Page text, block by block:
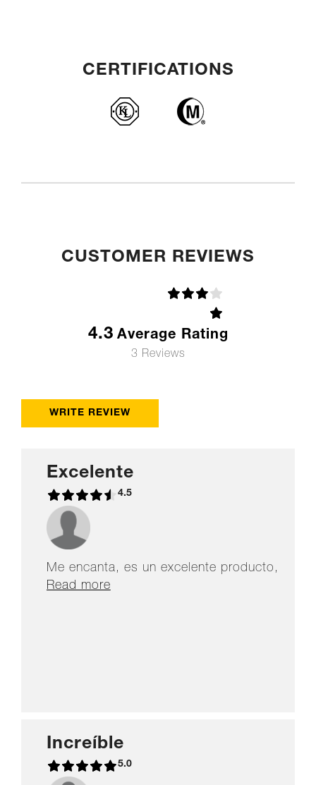
CERTIFICATIONS
CUSTOMER REVIEWS
4.3 Average Rating
3 Reviews
WRITE REVIEW
Excelente
4.5
Me encanta, es un excelente producto,
te proteje mucho
Read more
Increíble
5.0